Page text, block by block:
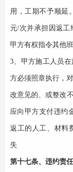
用，工期不予顺延
元/次并承担因返工
甲方有权指令其他
3、甲方施工人员
方必须照章执行，
改意见的、或整改
应向甲方支付违约
返工的人工、材料
失
第十七条、违约责任